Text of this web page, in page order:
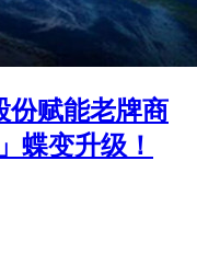
份赋能老牌商
蝶变升级！